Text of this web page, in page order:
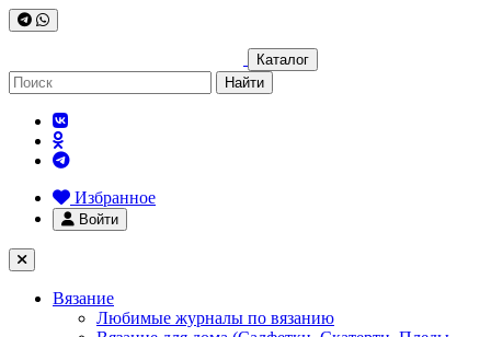
Каталог
Найти
Избранное
Войти
Вязание
Любимые журналы по вязанию